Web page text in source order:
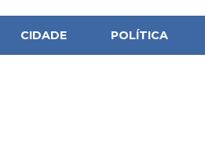
CIDADE POLÍTICA